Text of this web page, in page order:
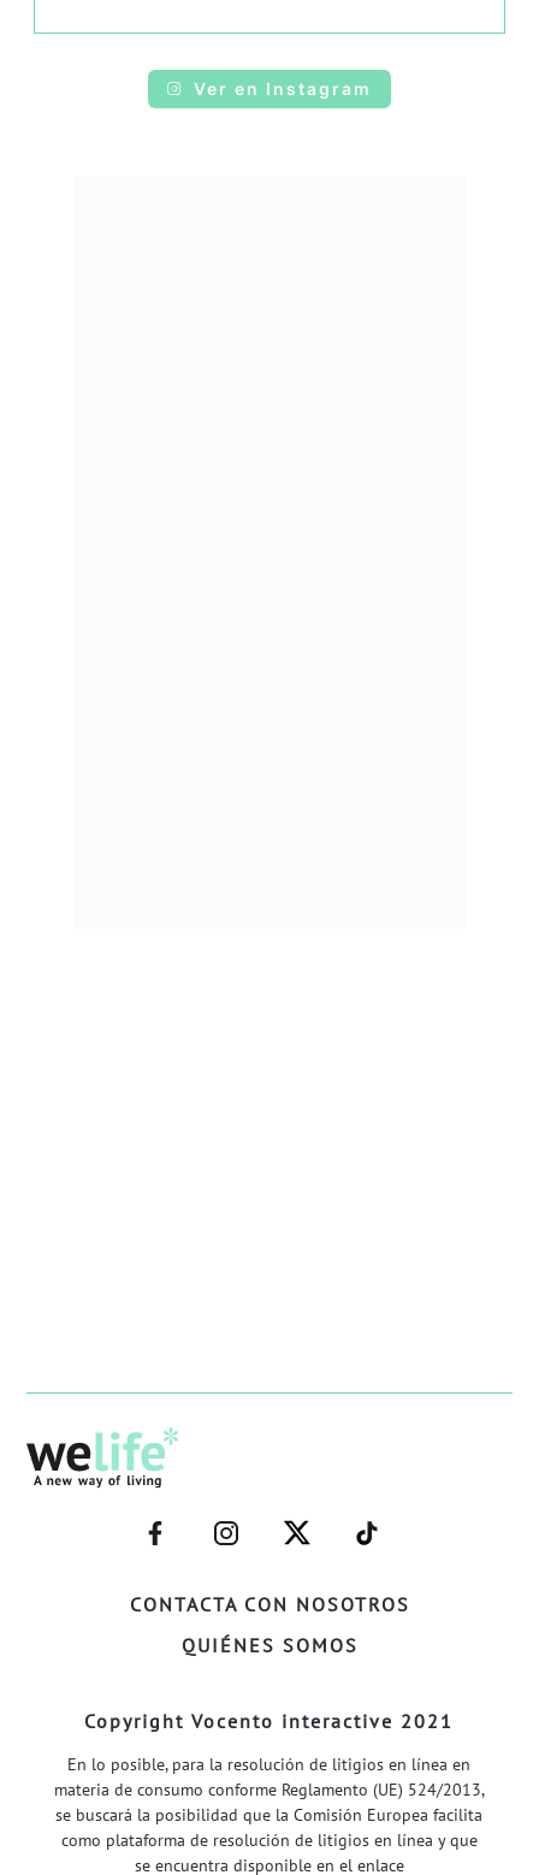
Ver en Instagram
CONTACTA CON NOSOTROS
QUIÉNES SOMOS
–
FACEBOOK–
–
INSTAGRAM–
–
TWITTER–
–
WELIFE–
Copyright Vocento interactive 2021
En lo posible, para la resolución de litigios en línea en
materia de consumo conforme Reglamento (UE) 524/2013,
se buscará la posibilidad que la Comisión Europea facilita
como plataforma de resolución de litigios en línea y que
se encuentra disponible en el enlace